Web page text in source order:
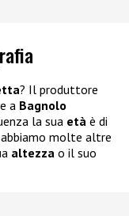
? Il produttore
a Bagnolo
la sua età è di
molte altre
altezza o il suo